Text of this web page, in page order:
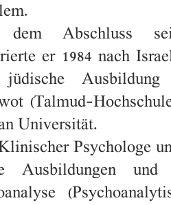
dem Abschluss
er 1984 nach
jüdische
(Talmud-
Universität.
Psychologe
Ausbildungen